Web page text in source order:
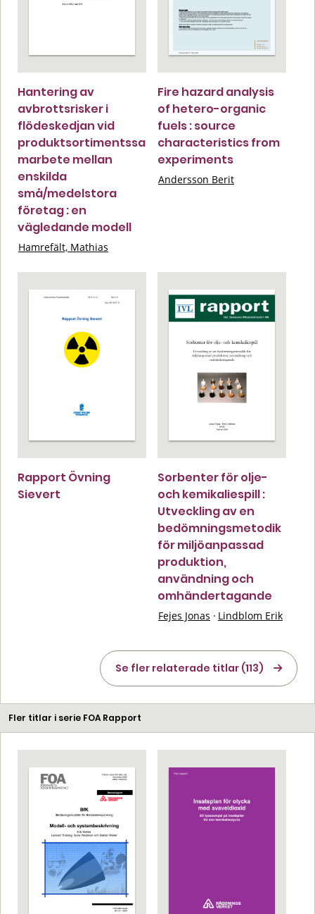
Hantering av
avbrottsrisker i
flödeskedjan vid
produktsortimentssa
marbete mellan
enskilda
små/medelstora
företag : en
vägledande modell
Hamrefält, Mathias
Fire hazard analysis
of hetero-organic
fuels : source
characteristics from
experiments
Andersson Berit
Rapport Övning
Sievert
Sorbenter för olje-
och kemikaliespill :
Utveckling av en
bedömningsmetodik
för miljöanpassad
produktion,
användning och
omhändertagande
Fejes Jonas · Lindblom Erik
Se fler relaterade titlar (113)
Fler titlar i serie FOA Rapport